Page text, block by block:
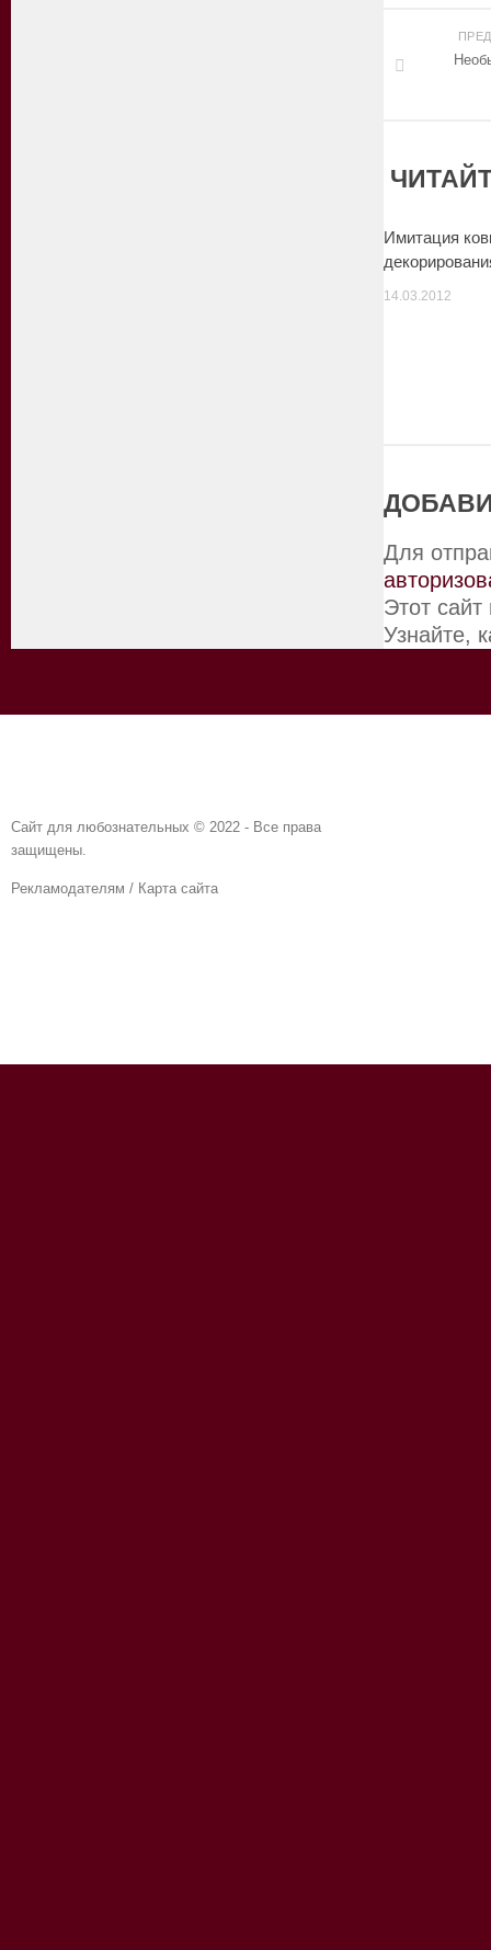
Имитация
14.03.2012
Для
Этот
Узнайте,
Сайт для любознательных © 2022 - Все права
защищены.
Рекламодателям / Карта сайта